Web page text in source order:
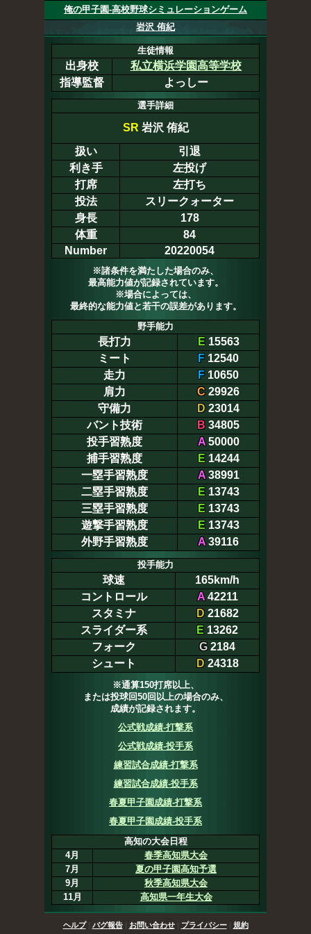
俺の甲子園-高校野球シミュレーションゲーム
岩沢 侑紀
生徒情報
出身校
私立横浜学園高等学校
指導監督
よっしー
選手詳細
SR 岩沢 侑紀
扱い
引退
利き手
左投げ
打席
左打ち
投法
スリークォーター
身長
178
体重
84
Number
20220054
※諸条件を満たした場合のみ、
最高能力値が記録されています。
※場合によっては、
最終的な能力値と若干の誤差があります。
野手能力
長打力 E15563
ミート
F 12540
走力
F 10650
肩力
C 29926
守備力
D 23014
バント技術
B 34805
投手習熟度
A50000
捕手習熟度
E14244
一塁手習熟度
A38991
二塁手習熟度
E13743
三塁手習熟度
E13743
遊撃手習熟度
E13743
外野手習熟度
A39116
投手能力
球速
165km/h
コントロール
A42211
スタミナ
D21682
スライダー系
E 13262
フォーク
G2184
シュート
D24318
※通算150打席以上、
または投球回50回以上の場合のみ、
成績が記録されます。
公式戦成績-打撃系
公式戦成績-投手系
練習試合成績-打撃系
練習試合成績-投手系
春夏甲子園成績-打撃系
春夏甲子園成績-投手系
高知の大会日程
4月
春季高知県大会
7月
夏の甲子園高知予選
9月
秋季高知県大会
11月
高知県一年生大会
ヘルプ| バグ報告| お問い合わせ| プライバシー| 規約